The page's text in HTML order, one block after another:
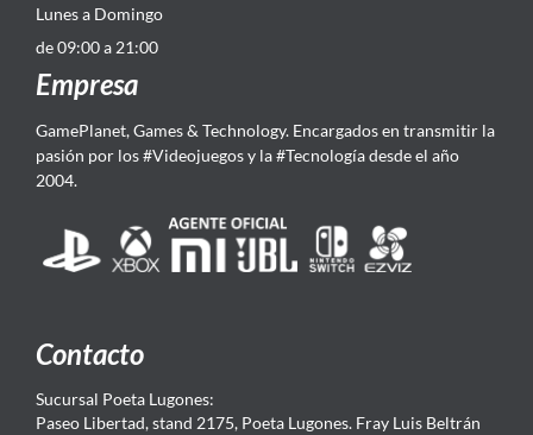
Lunes a Domingo
de 09:00 a 21:00
Empresa
GamePlanet, Games & Technology. Encargados en transmitir la
pasión por los #Videojuegos y la #Tecnología desde el año
2004.
Contacto
Sucursal Poeta Lugones:
Paseo Libertad, stand 2175, Poeta Lugones. Fray Luis Beltrán